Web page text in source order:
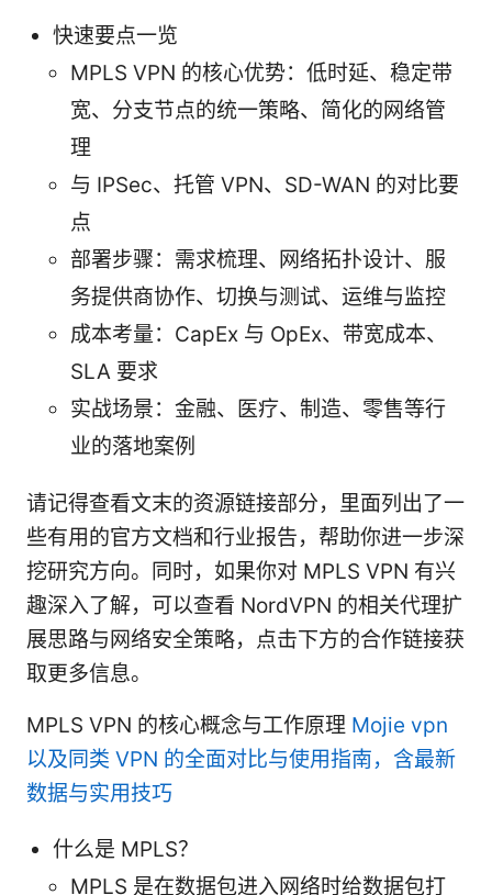
快速要点一览
MPLS VPN 的核心优势：低时延、稳定带
宽、分支节点的统一策略、简化的网络管
理
与 IPSec、托管 VPN、SD-WAN 的对比要
点
部署步骤：需求梳理、网络拓扑设计、服
务提供商协作、切换与测试、运维与监控
成本考量：CapEx 与 OpEx、带宽成本、
SLA 要求
实战场景：金融、医疗、制造、零售等行
业的落地案例
请记得查看文末的资源链接部分，里面列出了一
些有用的官方文档和行业报告，帮助你进一步深
挖研究方向。同时，如果你对 MPLS VPN 有兴
趣深入了解，可以查看 NordVPN 的相关代理扩
展思路与网络安全策略，点击下方的合作链接获
取更多信息。
MPLS VPN 的核心概念与工作原理 Mojie vpn
以及同类 VPN 的全面对比与使用指南，含最新
数据与实用技巧
什么是 MPLS？
MPLS 是在数据包进入网络时给数据包打